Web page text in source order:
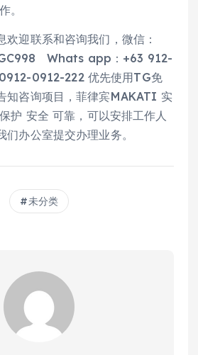
。
欢迎联系和咨询我们，微信：
Whats app：+63 912-
0912-222 优先使用TG免
知咨询项目，菲律宾MAKATI 实
护 安全 可靠，可以安排工作人
们办公室提交办理业务。
未分类